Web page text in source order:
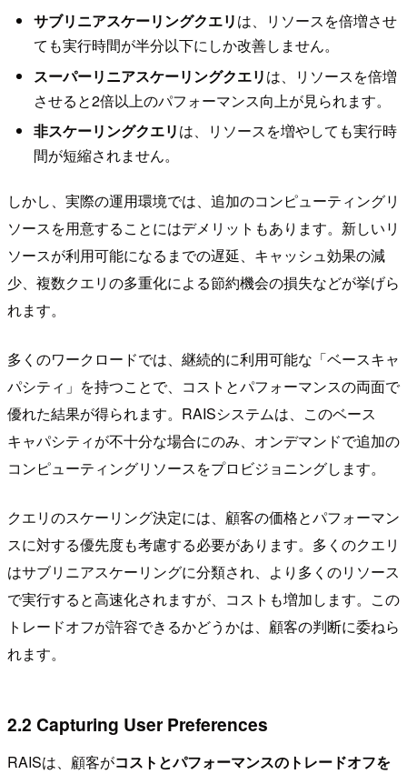
サブリニアスケーリングクエリは、リソースを倍増させ
ても実行時間が半分以下にしか改善しません。
スーパーリニアスケーリングクエリは、リソースを倍増
させると2倍以上のパフォーマンス向上が見られます。
非スケーリングクエリは、リソースを増やしても実行時
間が短縮されません。
しかし、実際の運用環境では、追加のコンピューティングリ
ソースを用意することにはデメリットもあります。新しいリ
ソースが利用可能になるまでの遅延、キャッシュ効果の減
少、複数クエリの多重化による節約機会の損失などが挙げら
れます。
多くのワークロードでは、継続的に利用可能な「ベースキャ
パシティ」を持つことで、コストとパフォーマンスの両面で
優れた結果が得られます。RAISシステムは、このベース
キャパシティが不十分な場合にのみ、オンデマンドで追加の
コンピューティングリソースをプロビジョニングします。
クエリのスケーリング決定には、顧客の価格とパフォーマン
スに対する優先度も考慮する必要があります。多くのクエリ
はサブリニアスケーリングに分類され、より多くのリソース
で実行すると高速化されますが、コストも増加します。この
トレードオフが許容できるかどうかは、顧客の判断に委ねら
れます。
2.2 Capturing User Preferences
RAISは、顧客がコストとパフォーマンスのトレードオフを